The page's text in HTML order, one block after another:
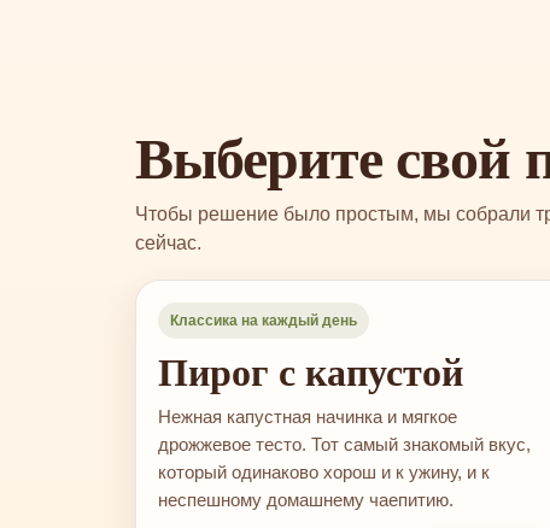
Выберите свой
Чтобы решение было простым, мы собрали
сейчас.
‹ ›
Классика на каждый день
Пирог с капустой
Нежная капустная начинка и мягкое
дрожжевое тесто. Тот самый знакомый вкус,
который одинаково хорош и к ужину, и к
неспешному домашнему чаепитию.